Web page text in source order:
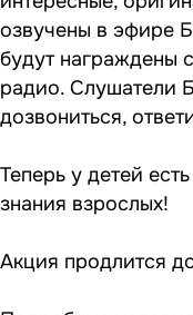
озвучены в эфире
будут
радио. Слушатели
дозвониться,
Теперь у детей
знания взрослых!
Акция продлится